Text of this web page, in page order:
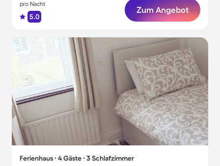
pro Nacht
5.0
Zum Angebot
Ferienhaus ∙ 4 Gäste ∙ 3 Schlafzimmer